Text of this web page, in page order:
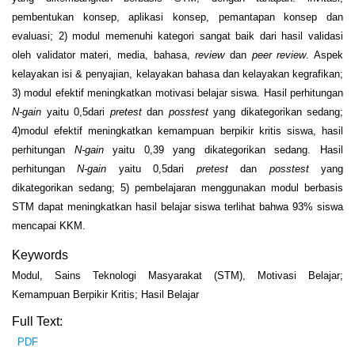
pembentukan konsep, aplikasi konsep, pemantapan konsep dan
evaluasi; 2) modul memenuhi kategori sangat baik dari hasil validasi
oleh validator materi, media, bahasa,reviewdan peer review. Aspek
kelayakan isi & penyajian, kelayakan bahasa dan kelayakan kegrafikan;
3) modul efektif meningkatkan motivasi belajar siswa. Hasil perhitungan
N-gain yaitu 0,5dari pretest dan posstest yang dikategorikan sedang;
4)modul efektif meningkatkan kemampuan berpikir kritis siswa, hasil
perhitungan N-gainyaitu 0,39 yang dikategorikan sedang. Hasil
perhitunganN-gain yaitu 0,5dari pretestdan posstestyang
dikategorikan sedang; 5) pembelajaran menggunakan modul berbasis
STM dapat meningkatkan hasil belajar siswa terlihat bahwa 93% siswa
mencapai KKM.
Keywords
Modul, Sains Teknologi Masyarakat (STM), Motivasi Belajar;
Kemampuan Berpikir Kritis; Hasil Belajar
Full Text:
PDF